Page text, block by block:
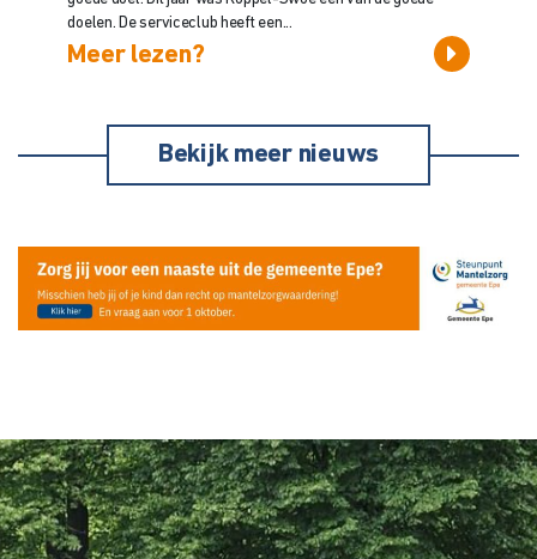
doelen. De serviceclub heeft een...
Meer lezen?
Bekijk meer nieuws